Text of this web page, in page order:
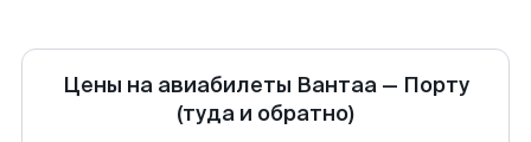
Цены на авиабилеты Вантаа— Порту
(туда и обратно)